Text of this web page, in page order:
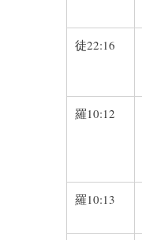
徒22:16
羅10:12
羅10:13